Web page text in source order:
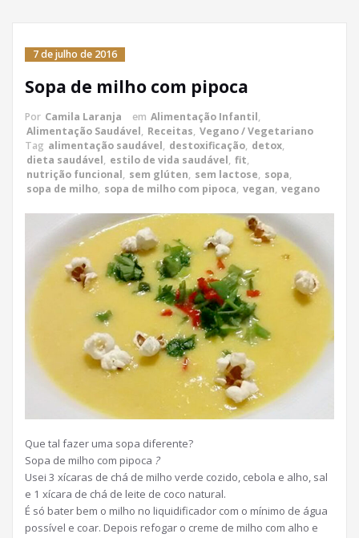
7 de julho de 2016
Sopa de milho com pipoca
Por Camila Laranja em Alimentação Infantil,
Alimentação Saudável, Receitas, Vegano / Vegetariano
Tag alimentação saudável, destoxificação, detox,
dieta saudável, estilo de vida saudável, fit,
nutrição funcional, sem glúten, sem lactose, sopa,
sopa de milho, sopa de milho com pipoca, vegan, vegano
Que tal fazer uma sopa diferente?
Sopa de milho com pipoca ?
Usei 3 xícaras de chá de milho verde cozido, cebola e alho, sal
e 1 xícara de chá de leite de coco natural.
É só bater bem o milho no liquidificador com o mínimo de água
possível e coar. Depois refogar o creme de milho com alho e